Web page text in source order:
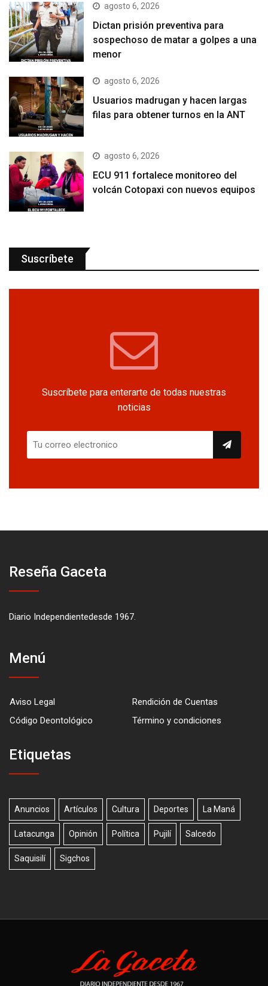
agosto 6, 2026
Dictan prisión preventiva para
sospechoso de matar a golpes a una
menor
agosto 6, 2026
Usuarios madrugan y hacen largas
filas para obtener turnos en la ANT
agosto 6, 2026
ECU 911 fortalece monitoreo del
volcán Cotopaxi con nuevos equipos
Suscríbete
Suscríbete para enterarte de todas nuestras
noticias
Reseña Gaceta
Diario Independientedesde 1967.
Menú
Aviso Legal
Rendición de Cuentas
Código Deontológico
Término y condiciones
Etiquetas
Anuncios Artículos Cultura Deportes La Maná
Latacunga Opinión Política Pujilí Salcedo
Saquisilí Sigchos